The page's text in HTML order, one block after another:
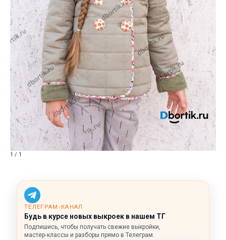
1 / 1
ТЕЛЕГРАМ‑КАНАЛ
Будь в курсе новых выкроек в нашем ТГ
Подпишись, чтобы получать свежие выкройки,
мастер‑классы и разборы прямо в Телеграм.